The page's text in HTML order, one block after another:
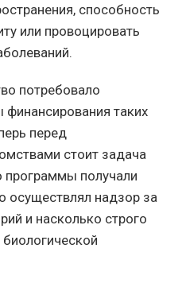
способность
или провоцировать
потребовало
таких
перед
стоит задача
программы получали
осуществлял надзор за
и насколько строго